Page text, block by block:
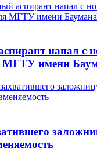
напал с
МГТУ имени